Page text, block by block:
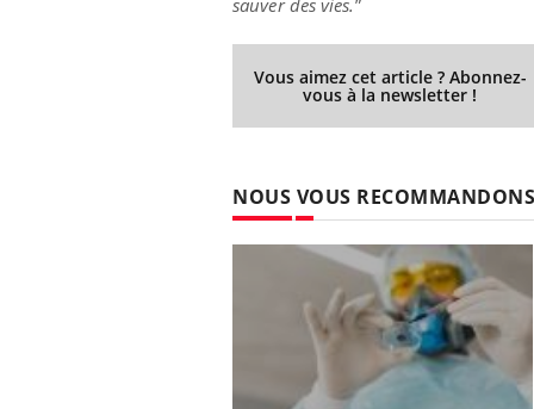
sauver des vies.”
Vous aimez cet article ? Abonnez-
vous à la newsletter !
NOUS VOUS RECOMMANDONS